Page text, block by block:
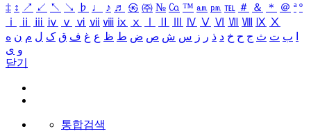
‡ ↕ ↗ ↙ ↖ ↘ ♭ ♩ ♪ ♬ ㉿ ㈜ № ㏇ ™ ㏂ ㏘ ℡ ＃ ＆ ＊ ＠ ª º
ⅰ
ⅱ ⅲ ⅳ ⅴ ⅵ ⅶ ⅷ ⅸ ⅹ Ⅳ Ⅴ Ⅵ Ⅶ Ⅷ Ⅸ Ⅹ
ب ت ث ج ح خ د ذ ر ز س ش ص ض ط ظ ع غ ف ق ک ل م ن ه
و ی
닫기
통합검색